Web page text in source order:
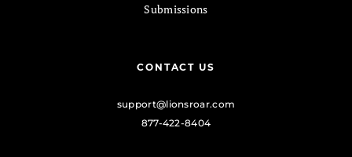
Submissions
CONTACT US
support@lionsroar.com
877-422-8404